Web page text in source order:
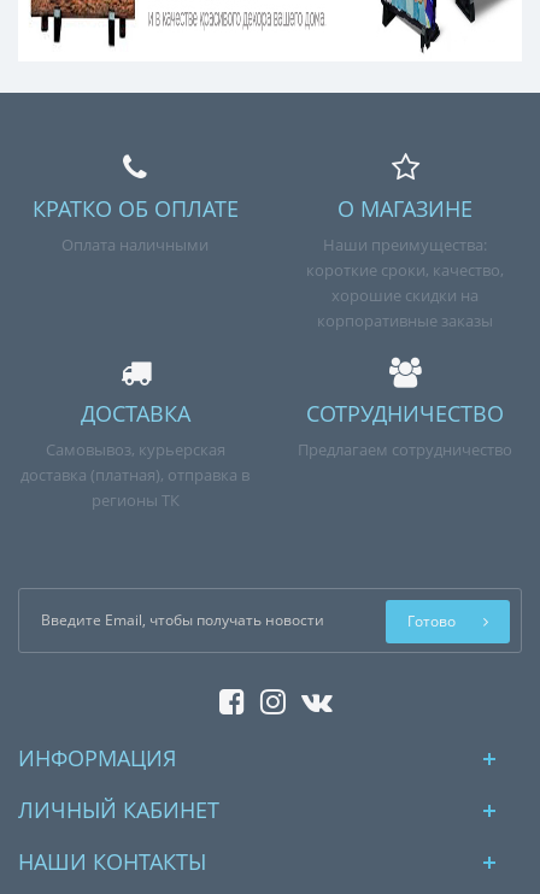
КРАТКО ОБ ОПЛАТЕ
Оплата наличными
О МАГАЗИНЕ
Наши преимущества:
короткие сроки, качество,
хорошие скидки на
корпоративные заказы
ДОСТАВКА
Самовывоз, курьерская
доставка (платная), отправка в
регионы ТК
СОТРУДНИЧЕСТВО
Предлагаем сотрудничество
Готово
ИНФОРМАЦИЯ
ЛИЧНЫЙ КАБИНЕТ
НАШИ КОНТАКТЫ